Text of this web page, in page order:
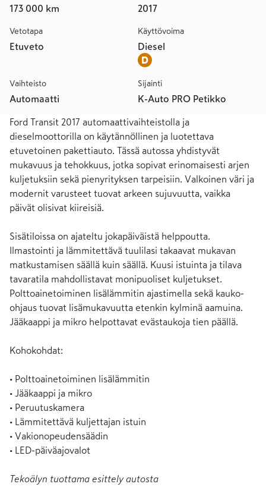
173 000 km 2017
Vetotapa
Etuveto
Käyttövoima
Diesel
Vaihteisto
Automaatti
Sijainti
K-Auto PRO Petikko
Ford Transit 2017 automaattivaihteistolla ja
dieselmoottorilla on käytännöllinen ja luotettava
etuvetoinen pakettiauto. Tässä autossa yhdistyvät
mukavuus ja tehokkuus, jotka sopivat erinomaisesti arjen
kuljetuksiin sekä pienyrityksen tarpeisiin. Valkoinen väri ja
modernit varusteet tuovat arkeen sujuvuutta, vaikka
päivät olisivat kiireisiä.
Sisätiloissa on ajateltu jokapäiväistä helppoutta.
Ilmastointi ja lämmitettävä tuulilasi takaavat mukavan
matkustamisen säällä kuin säällä. Kuusi istuinta ja tilava
tavaratila mahdollistavat monipuoliset kuljetukset.
Polttoainetoiminen lisälämmitin ajastimella sekä kauko-
ohjaus tuovat lisämukavuutta etenkin kylminä aamuina.
Jääkaappi ja mikro helpottavat evästaukoja tien päällä.
Kohokohdat:
• Polttoainetoiminen lisälämmitin
• Jääkaappi ja mikro
• Peruutuskamera
• Lämmitettävä kuljettajan istuin
• Vakionopeudensäädin
• LED-päiväajovalot
Tekoälyn tuottama esittely autosta